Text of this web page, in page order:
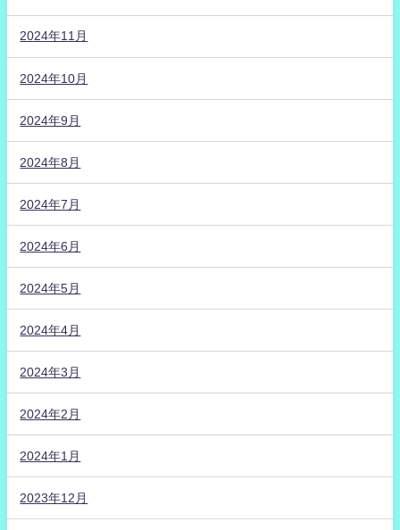
2024年11月
2024年10月
2024年9月
2024年8月
2024年7月
2024年6月
2024年5月
2024年4月
2024年3月
2024年2月
2024年1月
2023年12月